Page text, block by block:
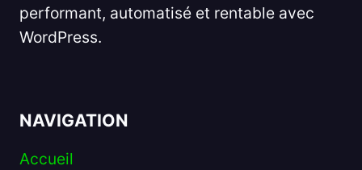
performant, automatisé et rentable avec
WordPress.
NAVIGATION
Accueil